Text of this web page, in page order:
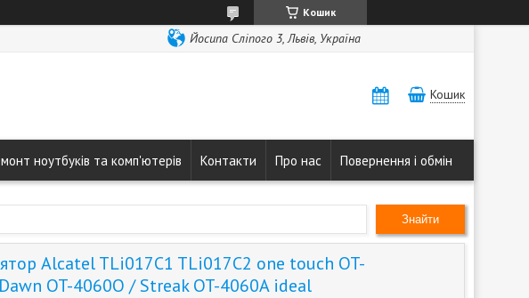
Кошик
Йосипа Сліпого 3, Львів, Україна
Кошик
ноутбуків та комп'ютерів Контакти Про нас Повернення і обмін
Знайти
Alcatel TLi017C1 TLi017C2 one touch OT-
OT-4060O / Streak OT-4060A ideal